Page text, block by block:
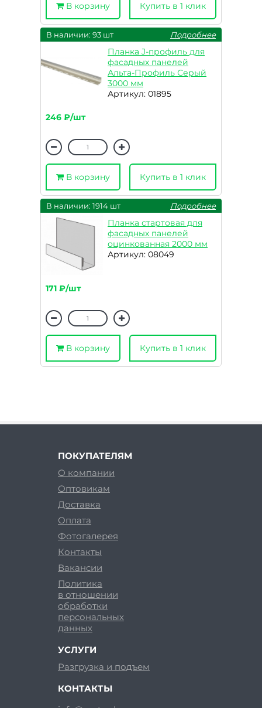
В корзину Купить в 1 клик
В наличии: 93 шт Подробнее
Планка J-профиль для
фасадных панелей
Альта-Профиль Серый
3000 мм
Артикул: 01895
246 ₽/шт
В корзину Купить в 1 клик
В наличии: 1914 шт Подробнее
Планка стартовая для
фасадных панелей
оцинкованная 2000 мм
Артикул: 08049
171 ₽/шт
В корзину Купить в 1 клик
ПОКУПАТЕЛЯМ
О компании
Оптовикам
Доставка
Оплата
Фотогалерея
Контакты
Вакансии
Политика
в отношении
обработки
персональных
данных
УСЛУГИ
Разгрузка и подъем
КОНТАКТЫ